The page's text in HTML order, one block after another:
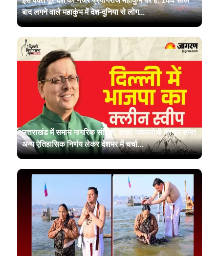
बाद लगने वाले महाकुंभ में देश-दुनिया से लोग...
उत्तराखंड में समान नागरिक संहिता, सख्त नकलरोधी कानून समेत
अन्य ऐतिहासिक निर्णय लेकर देशभर में चर्चा...